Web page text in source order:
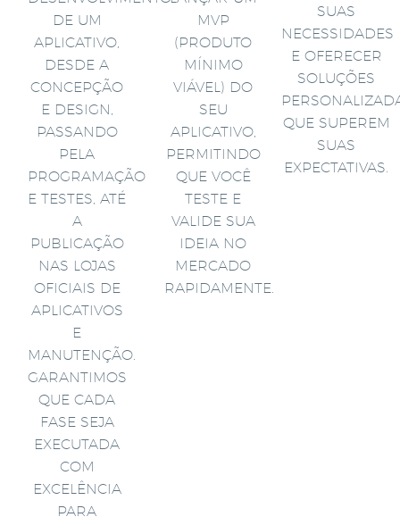
DE UM
APLICATIVO,
DESDE A
CONCEPÇÃO
E DESIGN,
PASSANDO
PELA
PROGRAMAÇÃO
E TESTES, ATÉ
A
PUBLICAÇÃO
NAS LOJAS
OFICIAIS DE
APLICATIVOS
E
MANUTENÇÃO.
GARANTIMOS
QUE CADA
FASE SEJA
EXECUTADA
COM
EXCELÊNCIA
PARA
MVP
(PRODUTO
MÍNIMO
VIÁVEL) DO
SEU
APLICATIVO,
PERMITINDO
QUE VOCÊ
TESTE E
VALIDE SUA
IDEIA NO
MERCADO
RAPIDAMENTE.
SUAS
NECESSIDADES
E OFERECER
SOLUÇÕES
QUE SUPEREM
SUAS
EXPECTATIVAS.